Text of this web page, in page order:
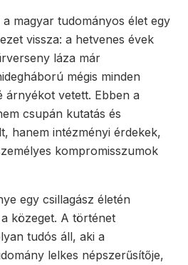
magyar tudományos élet egy
vissza: a hetvenes évek
láza már
mégis minden
árnyékot vetett. Ebben a
csupán kutatás és
hanem intézményi érdekek,
kompromisszumok
egy csillagász életén
közeget. A történet
tudós áll, aki a
lelkes népszerűsítője,